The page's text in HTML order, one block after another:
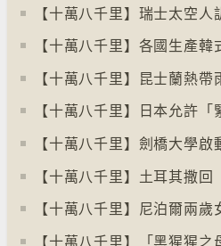
【十萬八千里】尼泊爾兩歲